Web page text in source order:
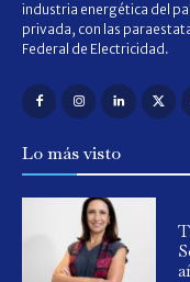
industria energética del
privada, con las
Federal de Electricidad.
Lo más visto